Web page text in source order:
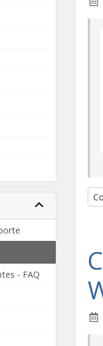
- FAQ